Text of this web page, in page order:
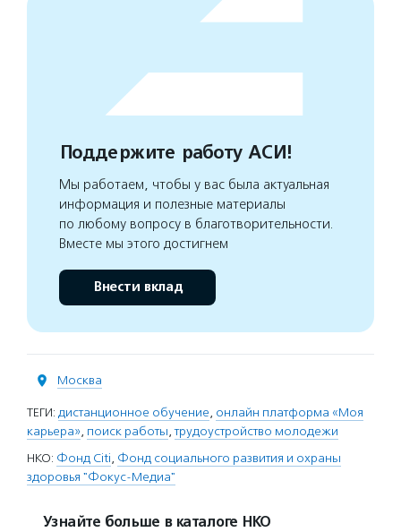
Поддержите работу АСИ!
Мы работаем, чтобы у вас была актуальная
информация и полезные материалы
по любому вопросу в благотворительности.
Вместе мы этого достигнем
Внести вклад
Москва
ТЕГИ: дистанционное обучение, онлайн платформа «Моя
карьера», поиск работы,трудоустройство молодежи
НКО: Фонд Citi, Фонд социального развития и охраны
здоровья "Фокус-Медиа"
Узнайте больше в каталоге НКО